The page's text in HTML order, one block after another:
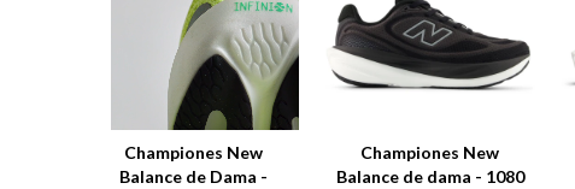
Championes New
Balance de Dama -
Championes New
Balance de dama - 1080